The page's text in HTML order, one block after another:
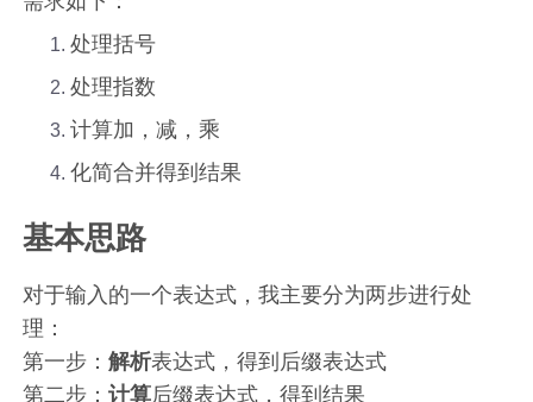
处理括号
处理指数
计算加，减，乘
化简合并得到结果
基本思路
对于输入的一个表达式，我主要分为两步进行处
理：
第一步：解析表达式，得到后缀表达式
第二步：计算后缀表达式，得到结果